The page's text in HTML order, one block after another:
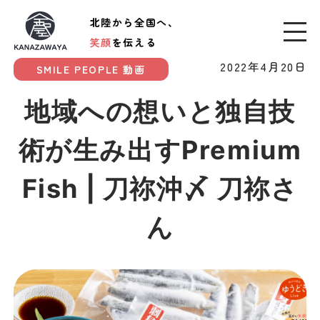
北陸から全国へ、
笑顔を伝える
SMILE PEOPLE 動画
2022年4月20日
地域への想いと独自技
術が生み出すPremium
Fish | 刀祢沖〆 刀祢さ
ん